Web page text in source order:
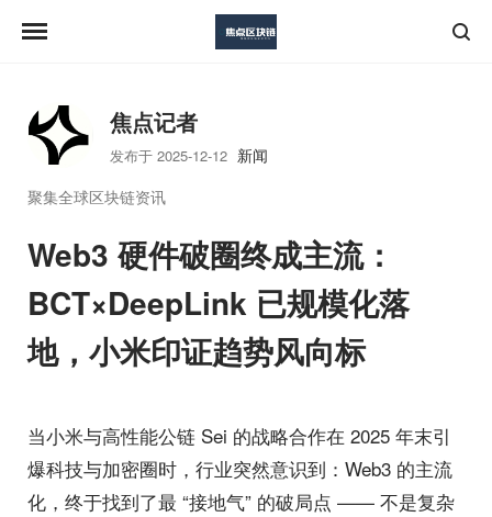
焦点记者
发布于 2025-12-12 新闻
聚集全球区块链资讯
Web3 硬件破圈终成主流：
BCT×DeepLink 已规模化落
地，小米印证趋势风向标
当小米与高性能公链 Sei 的战略合作在 2025 年末引
爆科技与加密圈时，行业突然意识到：Web3 的主流
化，终于找到了最 “接地气” 的破局点 —— 不是复杂